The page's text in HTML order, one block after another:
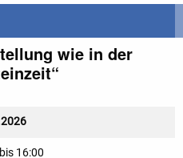
wie in der
16:00